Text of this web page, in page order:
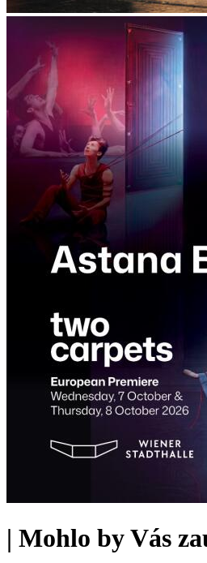
| Mohlo by Vás